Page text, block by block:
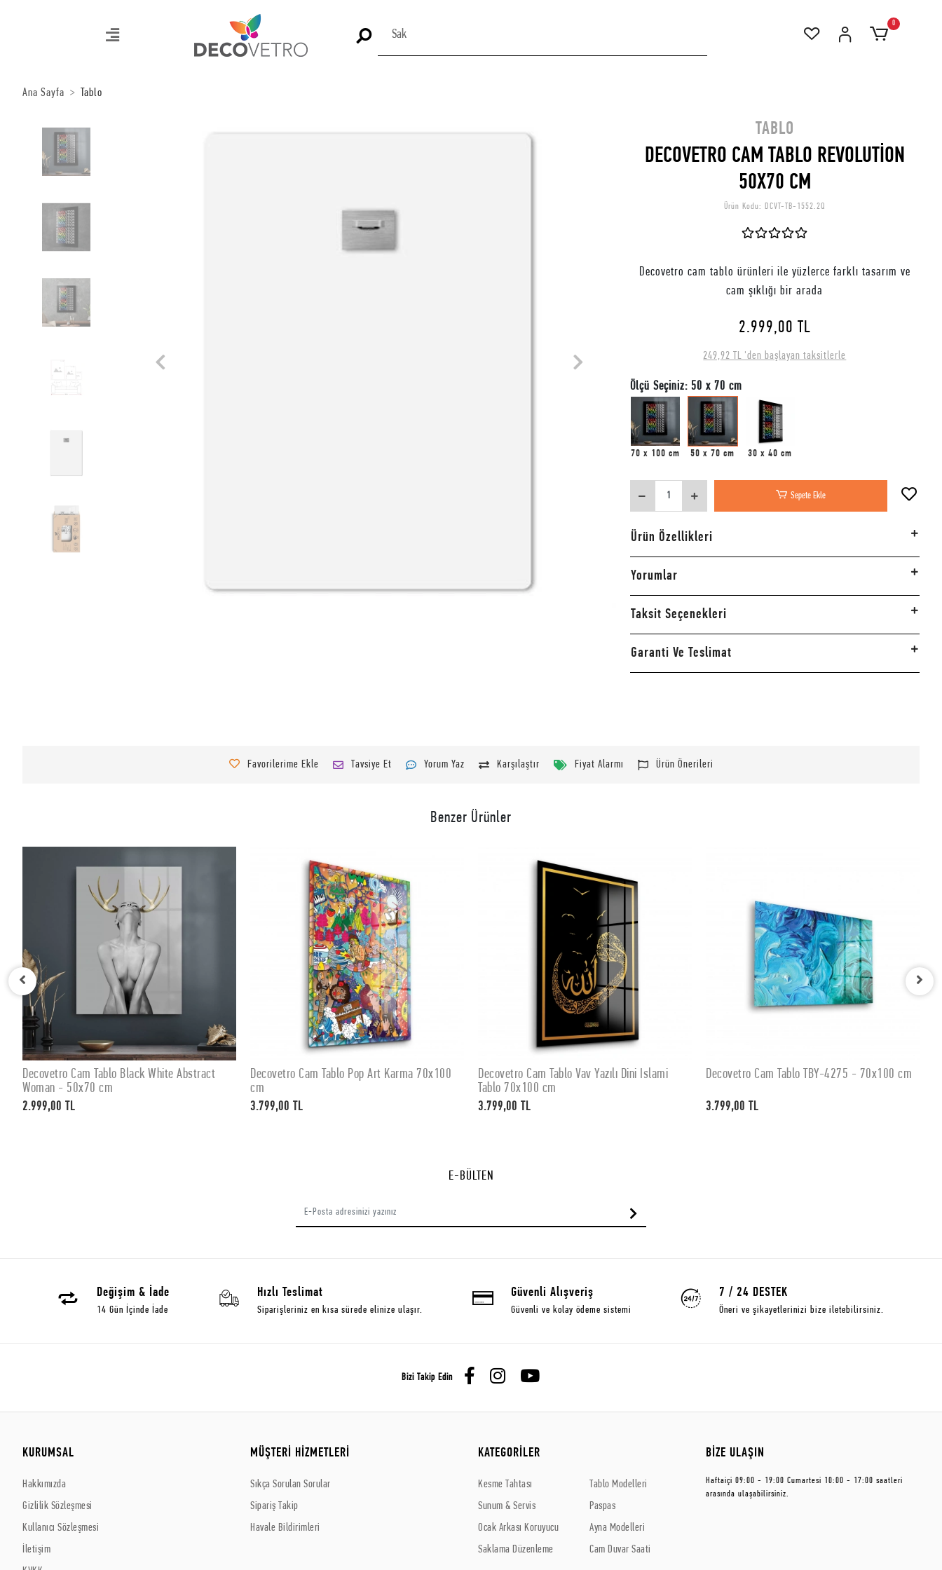
0
Ana Sayfa Tablo
TABLO
DECOVETRO CAM TABLO REVOLUTİON
50X70 CM
Ürün Kodu: DCVT-TB-1552.2Q
Decovetro cam tablo ürünleri ile yüzlerce farklı tasarım ve
cam şıklığı bir arada
2.999,00 TL
249,92 TL 'den başlayan taksitlerle
Ölçü Seçiniz: 50 x 70 cm
70 x 100 cm 50 x 70 cm 30 x 40 cm
Sepete Ekle
Ürün Özellikleri
Yorumlar
Taksit Seçenekleri
Garanti Ve Teslimat
Favorilerime Ekle Tavsiye Et Yorum Yaz Karşılaştır Fiyat Alarmı Ürün Önerileri
Benzer Ürünler
SEPETE EKLE
Decovetro Cam Tablo Black White Abstract
Woman - 50x70 cm
2.999,00 TL
SEPETE EKLE
Decovetro Cam Tablo Pop Art Karma 70x100
cm
3.799,00 TL
SEPETE EKLE
Decovetro Cam Tablo Vav Yazılı Dini İslami
Tablo 70x100 cm
3.799,00 TL
SEPETE EKLE
Decovetro Cam Tablo TBY-4275 - 70x100 cm
3.799,00 TL
E-BÜLTEN
Değişim & İade
14 Gün İçinde İade
Hızlı Teslimat
Siparişleriniz en kısa sürede elinize ulaşır.
Güvenli Alışveriş
Güvenli ve kolay ödeme sistemi
7 / 24 DESTEK
Öneri ve şikayetlerinizi bize iletebilirsiniz.
Bizi Takip Edin
KURUMSAL
Hakkımızda
Gizlilik Sözleşmesi
Kullanıcı Sözleşmesi
İletişim
MÜŞTERİ HİZMETLERİ
Sıkça Sorulan Sorular
Sipariş Takip
Havale Bildirimleri
KATEGORİLER
Kesme Tahtası
Sunum & Servis
Ocak Arkası Koruyucu
Saklama Düzenleme
Tablo Modelleri
Paspas
Ayna Modelleri
Cam Duvar Saati
BİZE ULAŞIN
Haftaiçi 09:00 - 19:00 Cumartesi 10:00 - 17:00 saatleri
arasında ulaşabilirsiniz.